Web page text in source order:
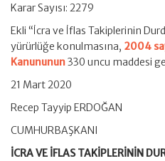
Karar Sayısı: 2279
Ekli “İcra ve İflas Takiplerinin
yürürlüğe konulmasına, 2004
Kanununun330 uncu maddesi
21 Mart 2020
Recep Tayyip ERDOĞAN
CUMHURBAŞKANI
İCRA VE İFLAS TAKİPLERİNİN